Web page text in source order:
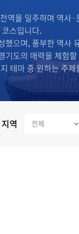
역을 일주하며 역사·
스입니다.
했으며, 풍부한 역사
기도의 매력을 체험할
테마 중 원하는 주
지역